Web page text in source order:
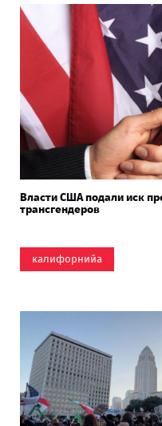
Власти США подали иск
трансгендеров
калифорнийа